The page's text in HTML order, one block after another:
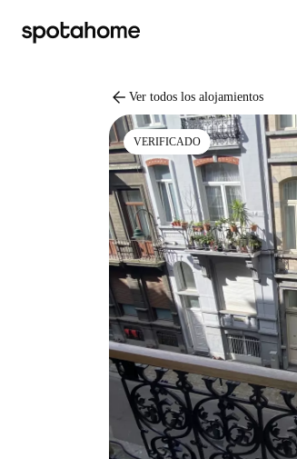
arrow_back Ver todos los alojamientos
VERIFICADO